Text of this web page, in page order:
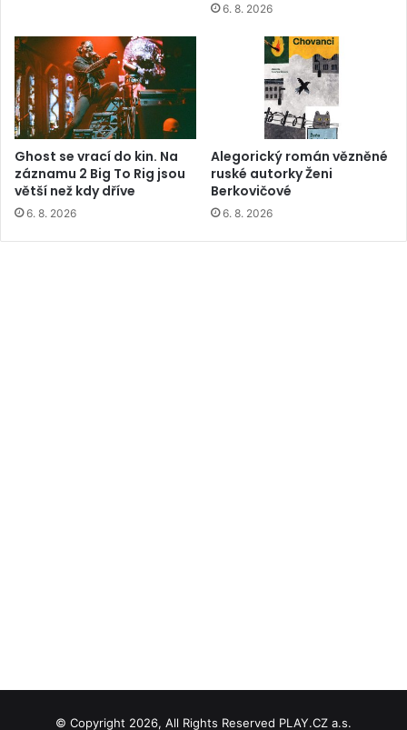
6. 8. 2026
Ghost se vrací do kin. Na
záznamu 2 Big To Rig jsou
větší než kdy dříve
6. 8. 2026
Alegorický román vězněné
ruské autorky Ženi
Berkovičové
6. 8. 2026
© Copyright 2026, All Rights Reserved PLAY.CZ a.s.